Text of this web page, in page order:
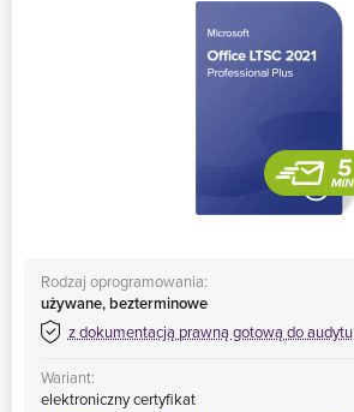
Rodzaj oprogramowania:
używane, bezterminowe
z dokumentacją prawną gotową do audytu
Wariant:
elektroniczny certyfikat